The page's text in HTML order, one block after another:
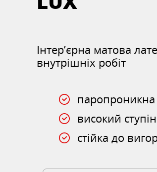
Інтер’єрна матова
внутрішніх робіт
паропроникна
високий
стійка до